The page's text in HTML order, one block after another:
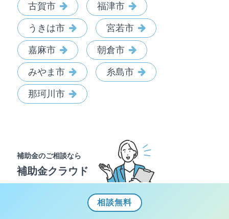
古賀市 福津市
うきは市 宮若市
嘉麻市 朝倉市
みやま市 糸島市
那珂川市
補助金のご相談なら
補助金クラウド
相談無料